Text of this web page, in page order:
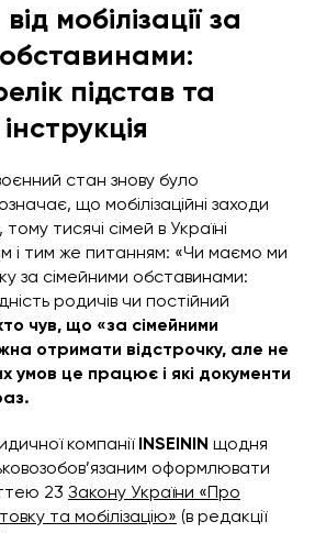
мобілізації за
підстав та
стан знову було
що мобілізаційні заходи
тисячі сімей в Україні
і тим же питанням: «Чи маємо ми
за сімейними обставинами:
родичів чи постійний
чув, що «за сімейними
отримати відстрочку, але не
умов це працює і які документи
компанії INSEININ щодня
оформлювати
23 Закону України «Про
та мобілізацію» (в редакції